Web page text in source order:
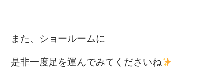
また、ショールームに
是非一度足を運んでみてくださいね